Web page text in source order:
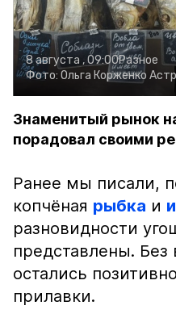
8 августа , 09:00Разное
Фото: Ольга Корженко
Знаменитый рынок
порадовал своими
Ранее мы писали,
копчёная рыбка и
разновидности
представлены. Без
остались
прилавки.